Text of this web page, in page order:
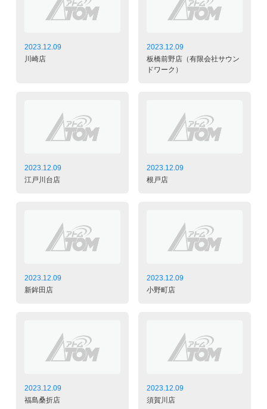
2023.12.09
川崎店
2023.12.09
板橋前野店（有限会社サウン
ドワーク）
2023.12.09
江戸川台店
2023.12.09
根戸店
2023.12.09
新鉾田店
2023.12.09
小野町店
2023.12.09
福島桑折店
2023.12.09
須賀川店